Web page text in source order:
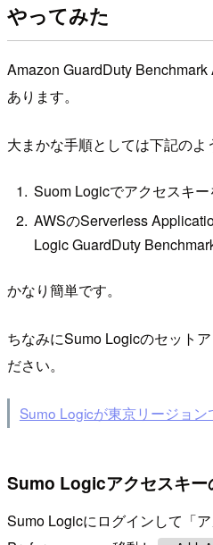
やってみた
Amazon GuardDuty
あります。
大まかな手順としては下記のよ
Suom Logicでアクセスキ
AWSのServerless
Logic GuardDuty
かなり簡単です。
ちなみにSumo Logicのセット
ださい。
Sumo Logicが東京リージョン
Sumo Logicアクセスキー
Sumo Logicにログインして「